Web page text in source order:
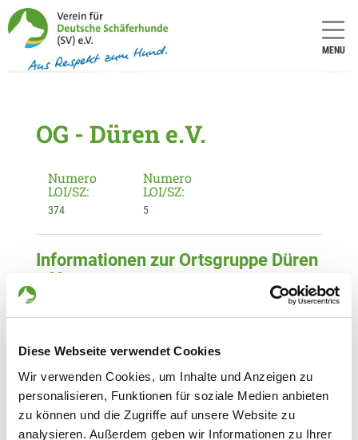
Diese Webseite verwendet Cookies
Wir verwenden Cookies, um Inhalte und Anzeigen zu
personalisieren, Funktionen für soziale Medien anbieten
zu können und die Zugriffe auf unsere Website zu
analysieren. Außerdem geben wir Informationen zu Ihrer
MENU
OG - Düren e.V.
Numero
LOI/SZ:
374
Numero
LOI/SZ:
5
Informationen zur Ortsgruppe Düren
e.V.
Schulstr. 19
Übungsplatz:
An der Kuhbrücke 22
52355 Düren